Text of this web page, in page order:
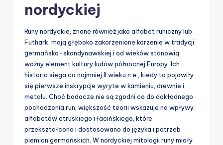
nordyckiej
Runy nordyckie, znane również jako alfabet runiczny lub
Futhark, mają głęboko zakorzenione korzenie w tradycji
germańsko-skandynawskiej i od wieków stanowią
ważny element kultury ludów północnej Europy. Ich
historia sięga co najmniej II wieku n.e., kiedy to pojawiły
się pierwsze inskrypcje wyryte w kamieniu, drewnie i
metalu. Choć badacze nie są zgodni co do dokładnego
pochodzenia run, większość teorii wskazuje na wpływy
alfabetów etruskiego i łacińskiego, które
przekształcono i dostosowano do języka i potrzeb
plemion germańskich. W nordyckiej mitologii runy miały